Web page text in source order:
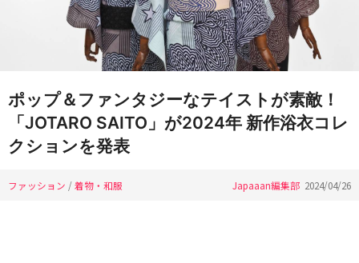
ポップ＆ファンタジーなテイストが素敵！
「JOTARO SAITO」が2024年 新作浴衣コレ
クションを発表
ファッション /着物・和服 Japaaan編集部 2024/04/26